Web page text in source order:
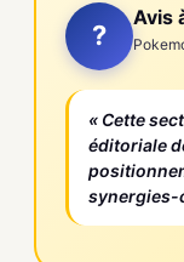
?
Avis
« Cette
éditoriale
synergies-